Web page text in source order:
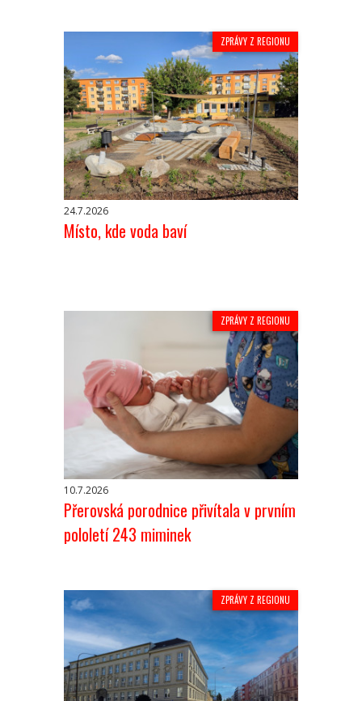
ZPRÁVY Z REGIONU
24.7.2026
Místo, kde voda baví
ZPRÁVY Z REGIONU
10.7.2026
Přerovská porodnice přivítala v prvním
pololetí 243 miminek
ZPRÁVY Z REGIONU